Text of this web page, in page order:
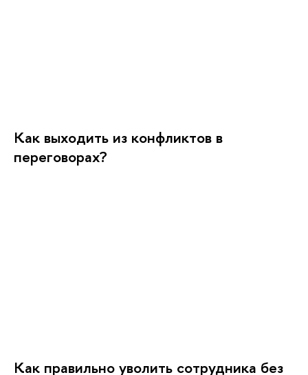
Как выходить из конфликтов в
переговорах?
Как правильно уволить сотрудника без